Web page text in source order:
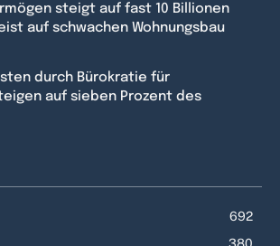
steigt auf fast 10 Billionen
auf schwachen Wohnungsbau
durch Bürokratie für
auf sieben Prozent des
692
380